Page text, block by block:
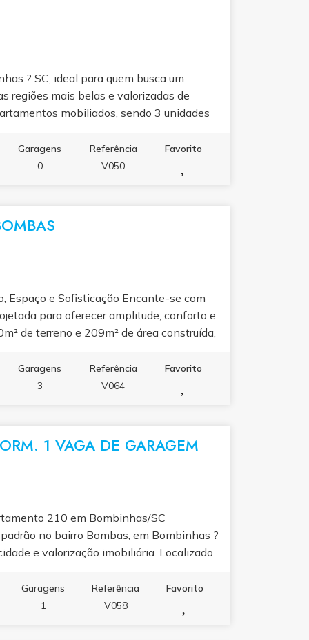
? SC, ideal para quem busca um
regiões mais belas e valorizadas de
mobiliados, sendo 3 unidades
cozinha equipada, área de serviço,
e praticidade para locação ou moradia.
de 500 metros do mar, o imóvel é
aluguel de temporada quanto para
Garagens
0
Referência
V050
Favorito
Espaço e Sofisticação Encante-se com
para oferecer amplitude, conforto e
de terreno e 209m² de área construída,
Garagens
3
Referência
V064
Favorito
1 VAGA DE GARAGEM
210 em Bombinhas/SC
no bairro Bombas, em Bombinhas ?
e valorização imobiliária. Localizado
vida em uma das áreas mais desejadas
privativa e 81,36m² de área total, este
Garagens
1
Referência
V058
Favorito